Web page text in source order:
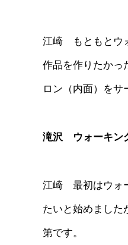
江崎 もともとウ
作品を作りたかっ
ロン（内面）をサ
滝沢 ウォーキン
江崎 最初はウォ
たいと始めました
第です。